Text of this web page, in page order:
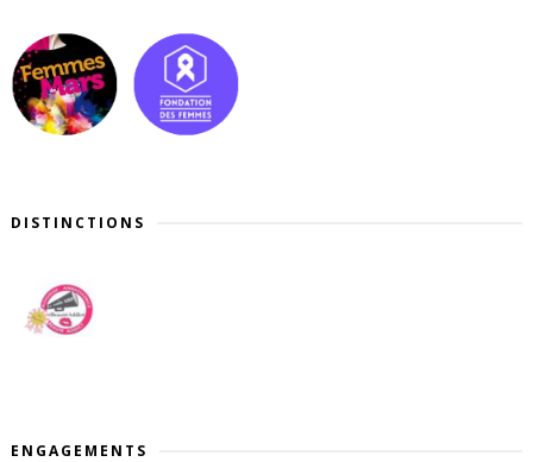
DISTINCTIONS
ENGAGEMENTS